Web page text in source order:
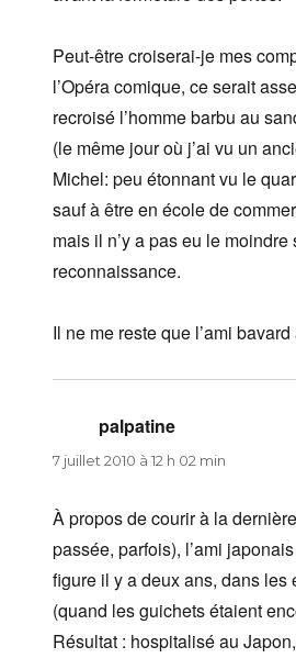
Peut-être croiserai-je mes
l’Opéra comique, ce serait
recroisé l’homme barbu au
(le même jour où j’ai vu un
Michel: peu étonnant vu le
sauf à être en école de
mais il n’y a pas eu le
reconnaissance.
Il ne me reste que l’ami bavard
palpatine
7 juillet 2010 à 12 h 02 min
À propos de courir à la
passée, parfois), l’ami
figure il y a deux ans, dans les
(quand les guichets étaient
Résultat : hospitalisé au